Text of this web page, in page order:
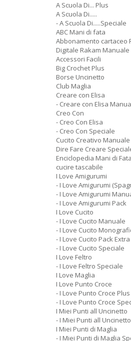
CUCITO MONOGRAFICI N.1
Digitale
1.90 €
Natale
Cartacea
9.90 €
A Scuola Di... Plus
A Scuola Di.....
- A Scuola Di.....Speciale
ABC Mani di fata
Abbonamento cartaceo
Digitale Rakam Manuale
Accessori Facili
Big Crochet Plus
Borse Uncinetto
Club Maglia
Creare con Elisa
- Creare con Elisa
Creo Con
- Creo Con Elisa
- Creo Con Speciale
Cucito Creativo Manuale
Dire Fare Creare
Enciclopedia Mani di
cucire tascabile
I Love Amigurumi
- I Love Amigurumi
- I Love Amigurumi
- I Love Amigurumi Pack
I Love Cucito
- I Love Cucito Manuale
- I Love Cucito
- I Love Cucito Pack Extra
- I Love Cucito Speciale
I Love Feltro
- I Love Feltro Speciale
I Love Maglia
I Love Punto Croce
- I Love Punto Croce Plus
- I Love Punto Croce
I Miei Punti all Uncinetto
- I Miei Punti all
I Miei Punti di Maglia
- I Miei Punti di Maglia